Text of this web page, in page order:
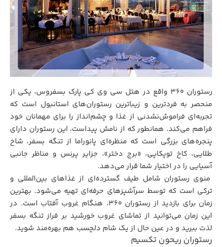
رستوران 360 واقع در هتل سی وی کی پارک بسفروس، یکی از
منحصر به فردترین و زیباترین رستوران‌های استانبول است که
تجربه‌ای فراموش‌نشدنی از غذا و چشم‌انداز را برای مهمانان خود
فراهم می‌کند. همانطور که از نامش پیداست، این رستوران دارای
پنجره‌های بزرگی است که منظره‌ای پانوراما از تنگه بسفر، شاخ
طلایی، کاخ توپکاپی، «برج دختر»، جزایر پرنس و مناظر جانبی
آسیایی را در اختیار شما قرار می‌دهد.
منوی رستوران شامل طیف گسترده‌ای از غذاهای بین‌المللی و
ترکی است که توسط سرآشپزهای حرفه‌ای تهیه می‌شود. بهترین
زمان برای بازدید از رستوران 360، هنگام غروب آفتاب است. در
این زمان می‌توانید از تماشای غروب خورشید بر فراز تنگه بسفر
لذت ببرید و در عین حال از یک شام دلچسب هم بهره‌مند شوید.
رستوران ریحون تکسیم